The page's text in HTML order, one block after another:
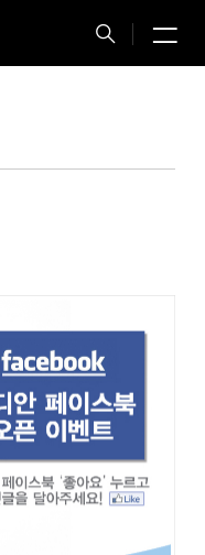
Total